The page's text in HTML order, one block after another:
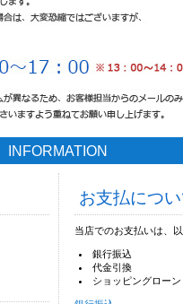
INFORMATION
お支払につ
当店でのお支払いは、
銀行振込
代金引換
ショッピングローン